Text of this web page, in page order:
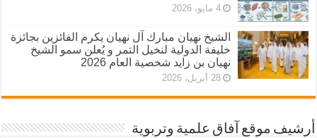
4 مايو، 2026
الشيخ نهيان مبارك آل نهيان يكرم الفائزين بجائزة
خليفة الدولية لنخيل التمر و يُعلن سمو الشيخ
نهيان بن زايد شخصية العام 2026
28 أبريل، 2026
أرشيف موقع آفاق علمية وتربوية